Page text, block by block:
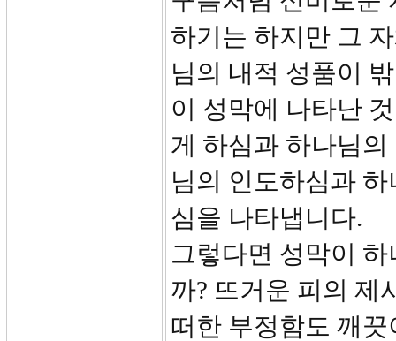
하기는 하지만 그
님의 내적 성품이
이 성막에 나타난
게 하심과 하나님
님의 인도하심과
심을 나타냅니다.
그렇다면 성막이
까? 뜨거운 피의 제
떠한 부정함도 깨